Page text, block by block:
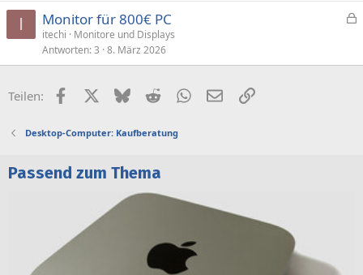
I
p
Monitor für 800€ PC
itechi
Monitore und Displays
Antworten 3 8. März 2026
Teilen: FacebookX (Twitter)
BlueskyRedditWhatsApp
E-MailLink
Desktop-Computer: Kaufberatung
Passend zum Thema